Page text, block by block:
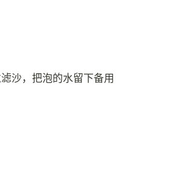
沙，把泡的水留下备用